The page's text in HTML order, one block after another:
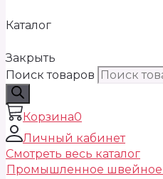
Каталог
Закрыть
Поиск товаров
Корзина0
Личный кабинет
Смотреть весь каталог
Промышленное швейное